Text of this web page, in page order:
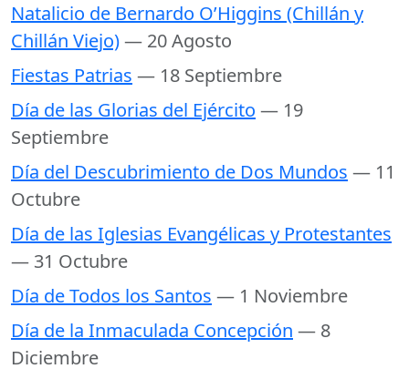
Natalicio de Bernardo O’Higgins (Chillán y
Chillán Viejo)— 20 Agosto
Fiestas Patrias — 18 Septiembre
Día de las Glorias del Ejército — 19
Septiembre
Día del Descubrimiento de Dos Mundos — 11
Octubre
Día de las Iglesias Evangélicas y Protestantes
— 31 Octubre
Día de Todos los Santos — 1 Noviembre
Día de la Inmaculada Concepción — 8
Diciembre